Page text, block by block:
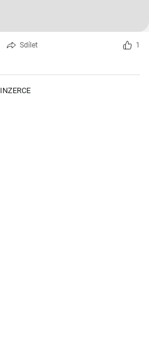
Sdílet 1
INZERCE